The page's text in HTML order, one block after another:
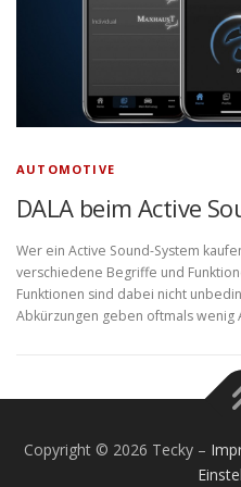
AUTOMOTIVE
DALA beim Active
Wer ein Active Sound-System
verschiedene Begriffe und
Funktionen sind dabei nicht
Abkürzungen geben oftmals wenig
Copyright © 2026 Tecky –